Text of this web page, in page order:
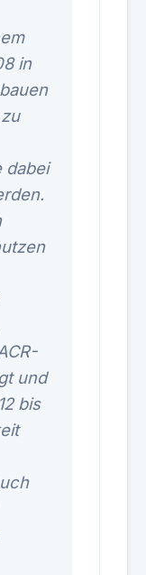
in
dabei
und
bis